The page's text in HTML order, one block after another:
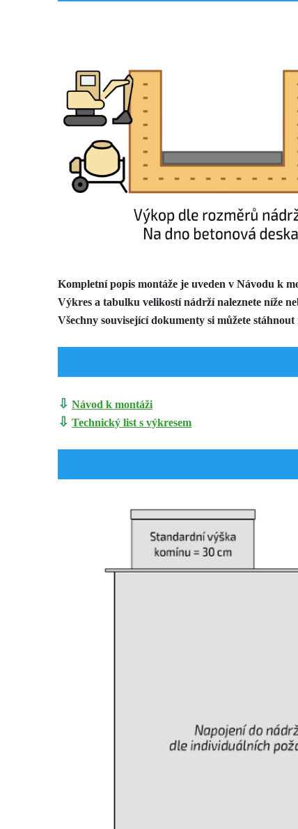
Kompletní popis montáže je uveden v Návodu k
Výkres a tabulku velikostí nádrží naleznete níže
Všechny související dokumenty si můžete stáhnout
⇩ Návod k montáži
⇩ Technický list s výkresem